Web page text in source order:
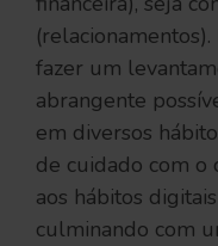
fazer um
abrangente
em diversos
de cuidado com o
aos hábitos
culminando com